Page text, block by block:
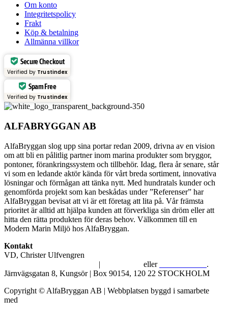
Om konto
Integritetspolicy
Frakt
Köp & betalning
Allmänna villkor
Secure Checkout
Verified by Trustindex
Spam Free
Verified by Trustindex
ALFABRYGGAN AB
AlfaBryggan slog upp sina portar redan 2009, drivna av en vision
om att bli en pålitlig partner inom marina produkter som bryggor,
pontoner, förankringssystem och tillbehör. Idag, flera år senare, står
vi som en ledande aktör kända för vårt breda sortiment, innovativa
lösningar och förmågan att tänka nytt. Med hundratals kunder och
genomförda projekt som kan beskådas under ”Referenser” har
AlfaBryggan bevisat att vi är ett företag att lita på. Vår främsta
prioritet är alltid att hjälpa kunden att förverkliga sin dröm eller att
hitta den rätta produkten för deras behov. Välkommen till en
Modern Marin Miljö hos AlfaBryggan.
Kontakt
VD, Christer Ulfvengren
| eller
.
Järnvägsgatan 8, Kungsör | Box 90154, 120 22 STOCKHOLM
Copyright © AlfaBryggan AB | Webbplatsen byggd i samarbete
med